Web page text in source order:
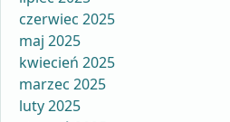
czerwiec 2025
maj 2025
kwiecień 2025
marzec 2025
luty 2025